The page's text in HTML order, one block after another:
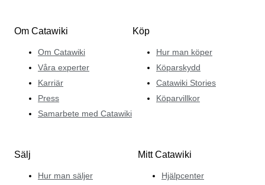
Om Catawiki
Om Catawiki
Våra experter
Karriär
Press
Samarbete med Catawiki
Köp
Hur man köper
Köparskydd
Catawiki Stories
Köparvillkor
Sälj
Hur man säljer
Mitt Catawiki
Hjälpcenter